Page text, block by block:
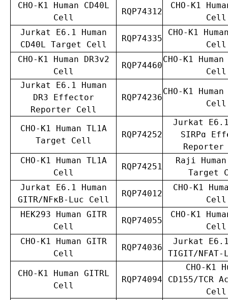
CHO-K1 Human CD40L
Cell
RQP74312
CHO-K1
Cell
Jurkat E6.1 Human
CD40L Target Cell
RQP74335
CHO-K1
Cell
CHO-K1 Human DR3v2
Cell
RQP74460
CHO-K1
Cell
Jurkat E6.1 Human
DR3 Effector
Reporter Cell
RQP74236
CHO-K1
Cell
CHO-K1 Human TL1A
Target Cell
RQP74252
Jurkat E6.1
SIRPɑ
CHO-K1 Human TL1A
Cell
RQP74251
Raji Human
Target
Jurkat E6.1 Human
GITR/NFκB-Luc Cell
RQP74012
CHO-K1
Cell
HEK293 Human GITR
Cell
RQP74055
CHO-K1
Cell
CHO-K1 Human GITR
Cell
RQP74036
Jurkat E6.1
TIGIT/
CHO-K1 Human GITRL
Cell
RQP74094
CHO-K1
CD155/TCR
Cell